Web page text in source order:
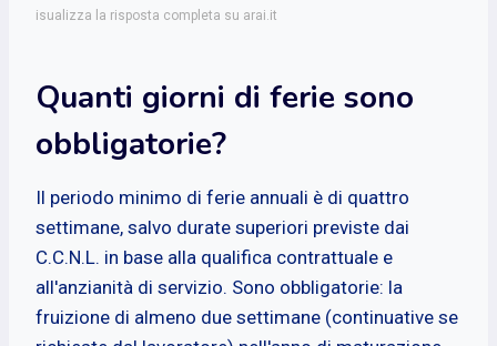
isualizza la risposta completa su arai.it
Quanti giorni di ferie sono
obbligatorie?
Il periodo minimo di ferie annuali è di quattro
settimane, salvo durate superiori previste dai
C.C.N.L. in base alla qualifica contrattuale e
all'anzianità di servizio. Sono obbligatorie: la
fruizione di almeno due settimane (continuative se